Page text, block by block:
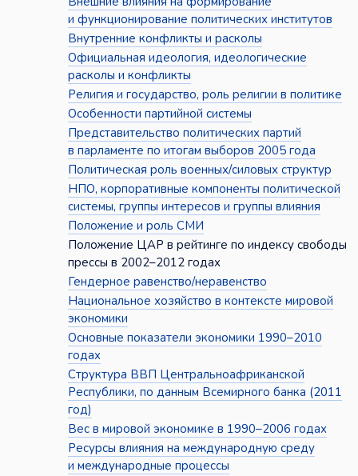
и функционирование политических институтов
Внутренние конфликты и расколы
Официальная идеология, идеологические
расколы и конфликты
Религия и государство, роль религии в политике
Особенности партийной системы
Представительство политических партий
в парламенте по итогам выборов 2005 года
Политическая роль военных/силовых структур
НПО, корпоративные компоненты политической
системы, группы интересов и группы влияния
Положение и роль СМИ
Положение ЦАР в рейтинге по индексу свободы
прессы в 2002–2012 годах
Гендерное равенство/неравенство
Национальное хозяйство в контексте мировой
экономики
Основные показатели экономики 1990–2010
годах
Структура ВВП Центральноафриканской
Республики, по данным Всемирного банка (2011
год)
Вес в мировой экономике в 1990–2006 годах
Ресурсы влияния на международную среду
и международные процессы